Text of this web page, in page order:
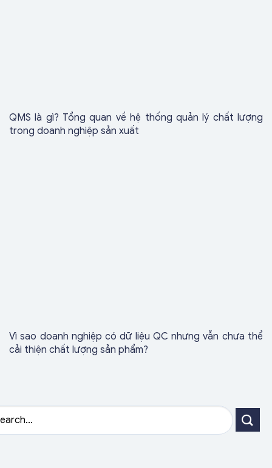
QMS là gì? Tổng quan về hệ thống quản lý chất lượng
trong doanh nghiệp sản xuất
Vì sao doanh nghiệp có dữ liệu QC nhưng vẫn chưa thể
cải thiện chất lượng sản phẩm?